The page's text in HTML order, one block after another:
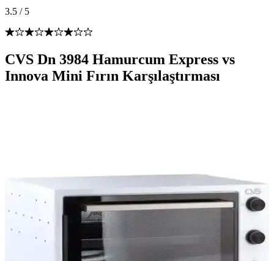
3.5 / 5
CVS Dn 3984 Hamurcum Express vs
Innova Mini Fırın Karşılaştırması